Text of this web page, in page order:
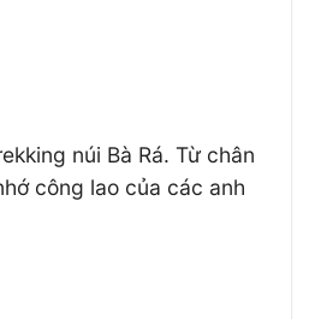
núi Bà Rá. Từ chân
công lao của các anh